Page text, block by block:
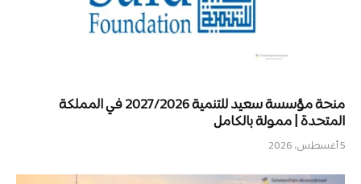
منحة مؤسسة سعيد للتنمية 2027/2026 في المملكة
المتحدة | ممولة بالكامل
5 أغسطس، 2026